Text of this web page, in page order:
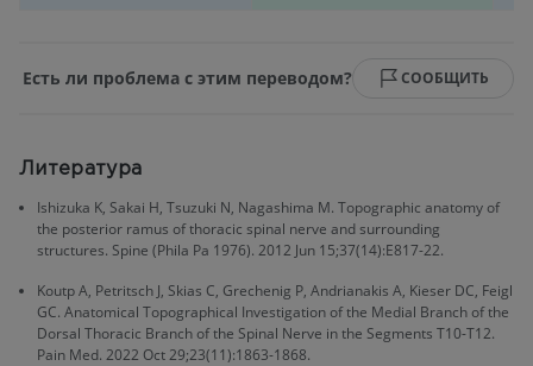
Есть ли проблема с этим переводом? СООБЩИТЬ
Литература
Ishizuka K, Sakai H, Tsuzuki N, Nagashima M. Topographic anatomy of
the posterior ramus of thoracic spinal nerve and surrounding
structures. Spine (Phila Pa 1976). 2012 Jun 15;37(14):E817-22.
Koutp A, Petritsch J, Skias C, Grechenig P, Andrianakis A, Kieser DC, Feigl
GC. Anatomical Topographical Investigation of the Medial Branch of the
Dorsal Thoracic Branch of the Spinal Nerve in the Segments T10-T12.
Pain Med. 2022 Oct 29;23(11):1863-1868.